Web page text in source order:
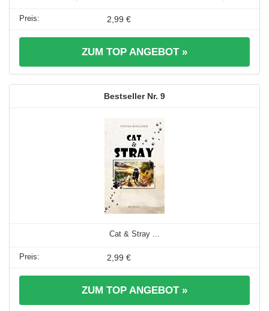
2,99 €
ZUM TOP ANGEBOT »
9
Cat & Stray ...
2,99 €
ZUM TOP ANGEBOT »